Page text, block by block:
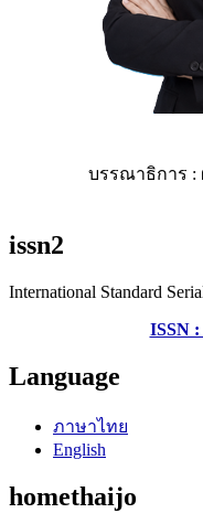
บรรณาธิการ :
issn2
International Standard
ISSN :
Language
ภาษาไทย
English
homethaijo